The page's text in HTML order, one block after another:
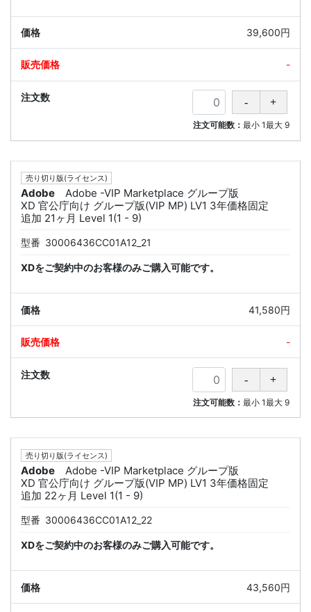
39,600円
-
注文可能数：最小 1最大 9
売り切り版(ライセンス)
Adobe
Adobe -VIP Marketplace グループ版
XD 官公庁向け グループ版(VIP MP) LV1 3年価格固定
追加 21ヶ月 Level 1(1 - 9)
型番 30006436CC01A12_21
XDをご契約中のお客様のみご購入可能です。
41,580円
-
注文可能数：最小 1最大 9
売り切り版(ライセンス)
Adobe
Adobe -VIP Marketplace グループ版
XD 官公庁向け グループ版(VIP MP) LV1 3年価格固定
追加 22ヶ月 Level 1(1 - 9)
型番 30006436CC01A12_22
XDをご契約中のお客様のみご購入可能です。
43,560円